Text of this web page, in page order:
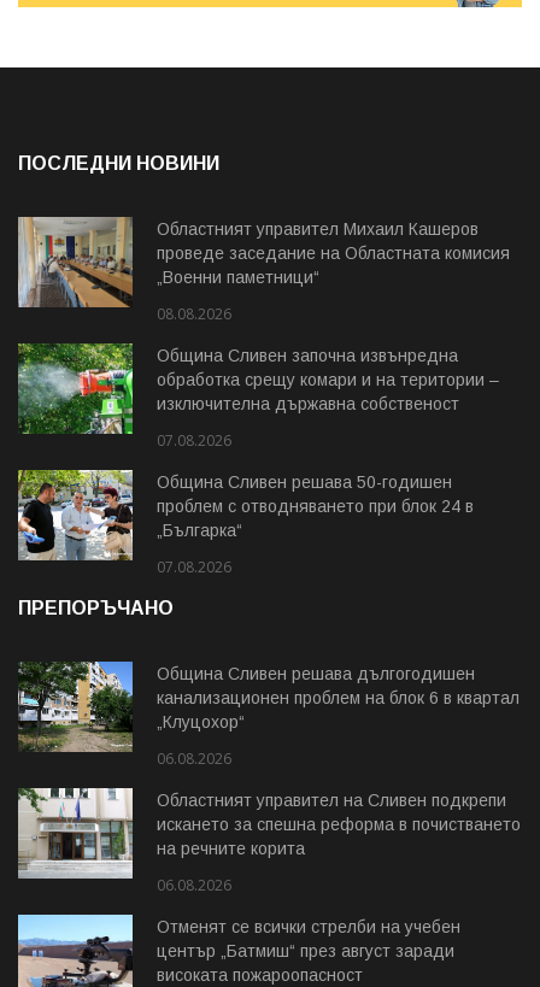
ПОСЛЕДНИ НОВИНИ
Областният управител Михаил Кашеров
проведе заседание на Областната комисия
„Военни паметници“
08.08.2026
Община Сливен започна извънредна
обработка срещу комари и на територии –
изключителна държавна собственост
07.08.2026
Община Сливен решава 50-годишен
проблем с отводняването при блок 24 в
„Българка“
07.08.2026
ПРЕПОРЪЧАНО
Община Сливен решава дългогодишен
канализационен проблем на блок 6 в квартал
„Клуцохор“
06.08.2026
Областният управител на Сливен подкрепи
искането за спешна реформа в почистването
на речните корита
06.08.2026
Отменят се всички стрелби на учебен
център „Батмиш“ през август заради
високата пожароопасност